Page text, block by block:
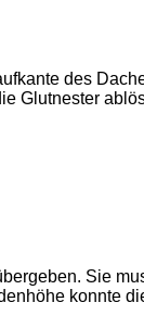
des
Sie
konnte